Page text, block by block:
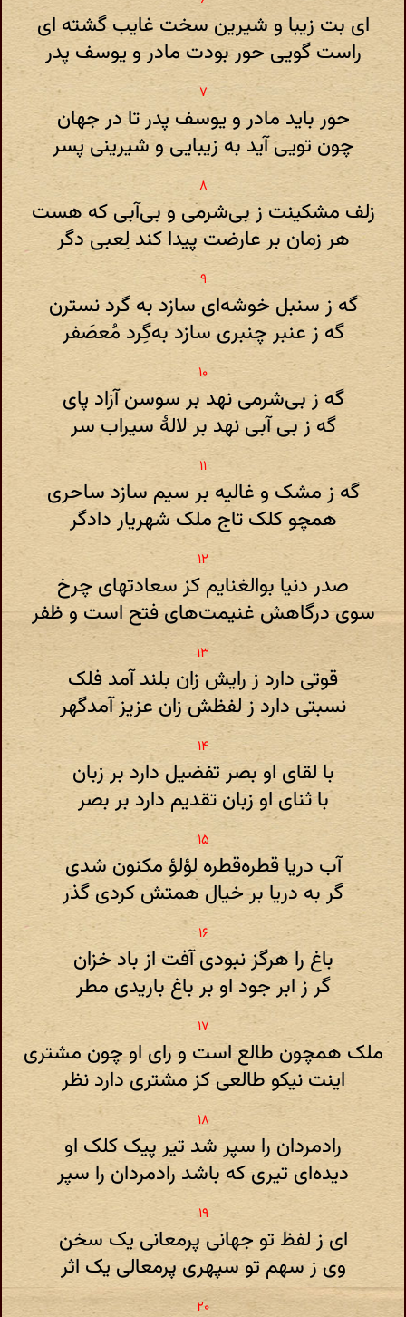
ای بت زیبا و شیرین سخت غایب گشته ای
راست گویی حور بودت مادر و یوسف پدر
حور باید مادر و یوسف پدر تا در جهان
چون تویی آید به زیبایی و شیرینی پسر
زلف مشکینت ز بی‌شرمی و بی‌آبی‌ که هست
هر زمان بر عارضت پیدا کند لِعبی دگر
گه ز سنبل خوشه‌ای سازد به‌ گرد نسترن
گه ز عنبر چنبری سازد به‌گِرد مُعصَفر
گه ز بی‌شرمی نهد بر سوسن آزاد پای
گه ز بی آبی نهد بر لالهٔ سیراب سر
گه ز مشک و غالیه بر سیم سازد ساحری
همچو کلک تاج ملک شهریار دادگر
صدر دنیا بوالغنایم کز سعادتهای چرخ
سوی درگاهش غنیمت‌های فتح است و ظفر
قوتی دارد ز رایش زان بلند آمد فلک
نسبتی دارد ز لفظش زان عزیز آمدگهر
با لقای او بصر تفضیل دارد بر زبان
با ثنای او زبان تقدیم دارد بر بصر
آب دریا قطره‌قطره لؤلؤ مکنون شدی
گر به دریا بر خیال همتش کردی گذر
باغ‌ را هرگز نبودی آفت از باد خزان
گر ز ابر جود او بر باغ باریدی مطر
ملک همچون طالع است و رای او چون مشتری
اینت نیکو طالعی‌ کز مشتری دارد نظر
رادمردان را سپر شد تیر پیک‌ کلک او
دیده‌ای تیری که باشد رادمردان را سپر
ای ز لفظ تو جهانی پرمعانی یک سخن
وی ز سهم تو سپهری پرمعالی یک اثر